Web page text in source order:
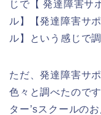
じで【 発達障害サ
ル】【発達障害サ
ル】という感じで
ただ、発達障害サ
色々と調べたので
ター’sスクールの